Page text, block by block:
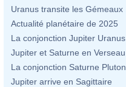
Uranus transite les Gémeaux
Actualité planétaire de 2025
La conjonction Jupiter Uranus
Jupiter et Saturne en Verseau
La conjonction Saturne Pluton
Jupiter arrive en Sagittaire